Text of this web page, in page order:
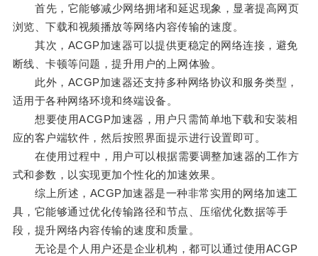
首先，它能够减少网络拥堵和延迟现象，显著提高网页
浏览、下载和视频播放等网络内容传输的速度。
其次，ACGP加速器可以提供更稳定的网络连接，避免
断线、卡顿等问题，提升用户的上网体验。
此外，ACGP加速器还支持多种网络协议和服务类型，
适用于各种网络环境和终端设备。
想要使用ACGP加速器，用户只需简单地下载和安装相
应的客户端软件，然后按照界面提示进行设置即可。
在使用过程中，用户可以根据需要调整加速器的工作方
式和参数，以实现更加个性化的加速效果。
综上所述，ACGP加速器是一种非常实用的网络加速工
具，它能够通过优化传输路径和节点、压缩优化数据等手
段，提升网络内容传输的速度和质量。
无论是个人用户还是企业机构，都可以通过使用ACGP